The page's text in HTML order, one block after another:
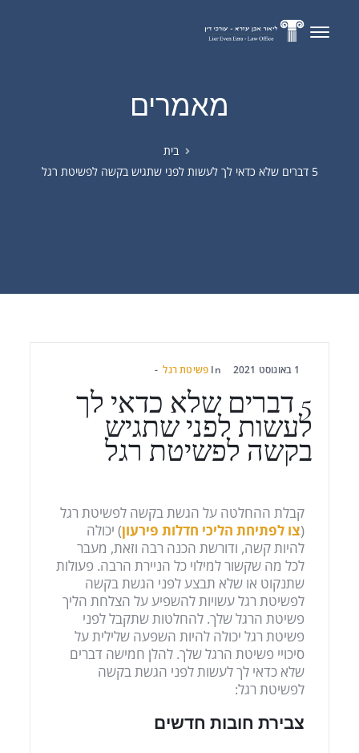
מאמרים
בית
5 דברים שלא כדאי לך לעשות לפני שתגיש בקשה לפשיטת רגל
1 באוגוסט 2021 In פשיטת רגל
5 דברים שלא כדאי לך
לעשות לפני שתגיש
בקשה לפשיטת רגל
קבלת ההחלטה על הגשת בקשה לפשיטת רגל
(צו לפתיחת הליכי חדלות פירעון) יכולה
להיות קשה, ודורשת הכנה רבה וזאת, מעבר
לכל מה שקשור למילוי כל הניירת הרבה. פעולות
שתנקוט או שלא תבצע לפני הגשת בקשה
לפשיטת רגל עשויות להשפיע על הצלחת הליך
פשיטת הרגל שלך. להחלטות שתקבל לפני
פשיטת רגל יכולה להיות השפעה שלילית על
סיכויי פשיטת הרגל שלך. להלן חמישה דברים
שלא כדאי לך לעשות לפני הגשת בקשה
לפשיטת רגל:
צבירת חובות חדשים